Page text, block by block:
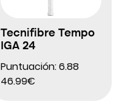
Tecnifibre Tempo
IGA 24
Puntuación: 6.88
46.99€